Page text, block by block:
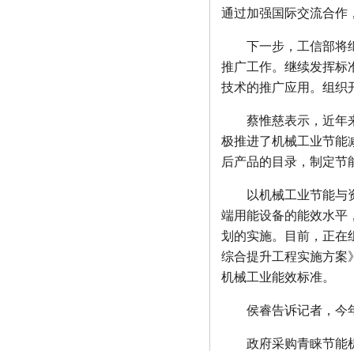
• [网站公告] 新大陆条
• [网站公告] 昭和技研
• [网站公告] 昭和测器
• [网站公告] 松下控制
• [网站公告] 松下行程
• [网站公告]
武藏
• [网站公告]
英格索
• [网站公告] 藤井
• [网站公告] 藤井电工
• [网站公告]
低价格东
• [网站公告] 低价格东
• [最新快讯] 阿里巴巴
• [网站公告]
一般纳
• [最新通知]
独家代
• [网站公告] 独家代理
• [最新通知] 独家代理
• [网站公告] 大陆专业
• [最新快讯] 长期销售
通过加强国际交流合作
下一步，工信部将继
推广工作。继续发挥标
技术的推广应用。组织
蔡惟慈表示，近年来
极推进了机械工业节能
后产品的目录，制定节
以机械工业节能与资
端用能设备的能效水平
划的实施。目前，正在
综合提升工程实施方案
机械工业能效标准。
侯睿告诉记者，今年
政府采购青睐节能